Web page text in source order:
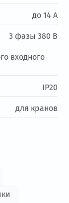
до 14 А
3 фазы 380 В
входного
IP20
для кранов